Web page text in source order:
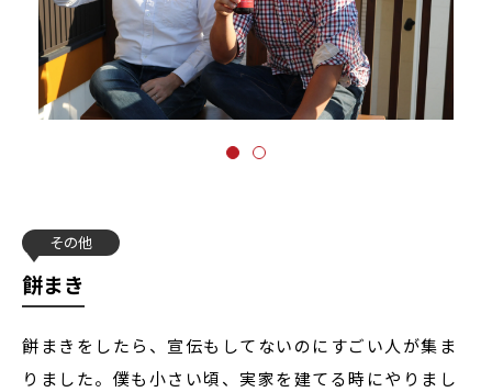
その他
餅まき
餅まきをしたら、宣伝もしてないのにすごい人が集ま
りました。僕も小さい頃、実家を建てる時にやりまし